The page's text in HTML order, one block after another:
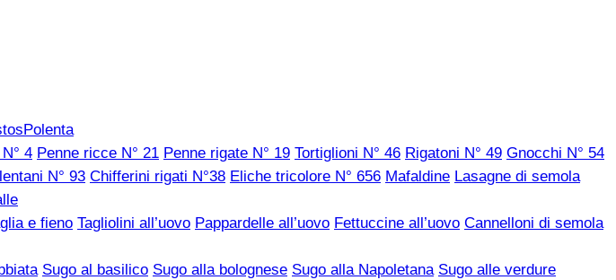
Polenta
4 Penne ricce N° 21 Penne rigate N° 19 Tortiglioni N° 46 Rigatoni N° 49 Gnocchi N° 54
N° 93 Chifferini rigati N°38 Eliche tricolore N° 656 Mafaldine Lasagne di semola
e fieno Tagliolini all’uovo Pappardelle all’uovo Fettuccine all’uovo Cannelloni di semola
Sugo al basilico Sugo alla bolognese Sugo alla Napoletana Sugo alle verdure